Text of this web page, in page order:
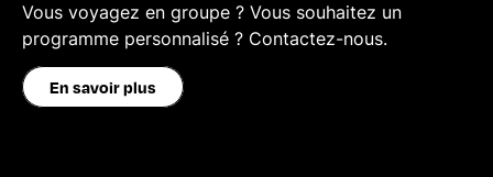
Vous voyagez en groupe ? Vous souhaitez un
programme personnalisé ? Contactez-nous.
En savoir plus